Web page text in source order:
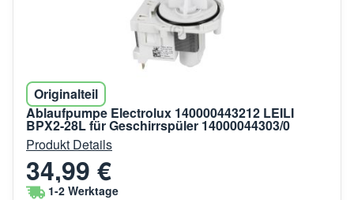
Originalteil
Ablaufpumpe Electrolux 140000443212 LEILI
BPX2-28L für Geschirrspüler 14000044303/0
Produkt Details
34,99 €
1-2 Werktage